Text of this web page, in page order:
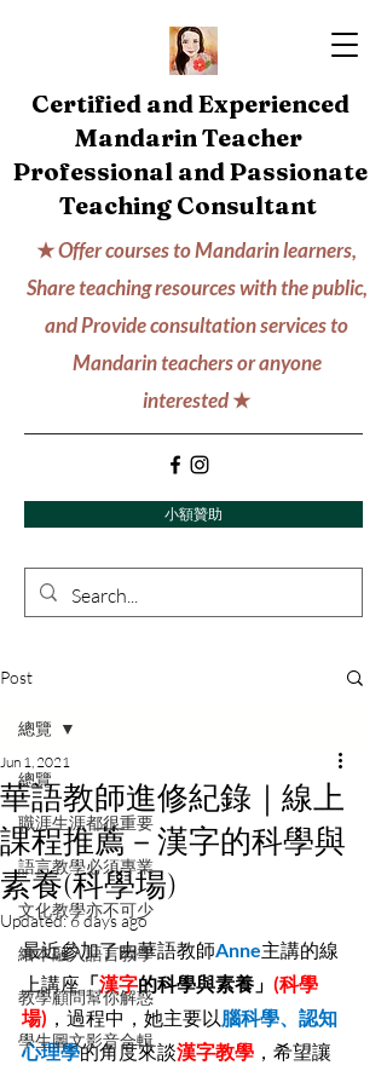
Certified and Experienced
Mandarin Teacher
Professional and Passionate
Teaching Consultant
★Offer courses to Mandarin learners,
Share teaching resources with the public,
and Provide consultation services to
Mandarin teachers or anyone
interested★
小額贊助
Post
總覽
職涯生涯都很重要
語言教學必須專業
文化教學亦不可少
繪本融入語言教學
教學顧問幫你解惑
學生圖文影音合輯
總覽
華語教師進修紀錄｜線上
課程推薦－漢字的科學與
素養(科學場)
Jun 1, 2021
Updated:6 days ago
最近參加了由華語教師Anne主講的線
上講座「漢字的科學與素養」 (科學
場) ，過程中，她主要以腦科學、認知
心理學的角度來談漢字教學 ，希望讓